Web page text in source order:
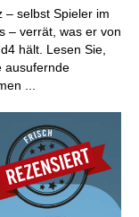
– selbst Spieler im
– verrät, was er von
hält. Lesen Sie,
ausufernde
...